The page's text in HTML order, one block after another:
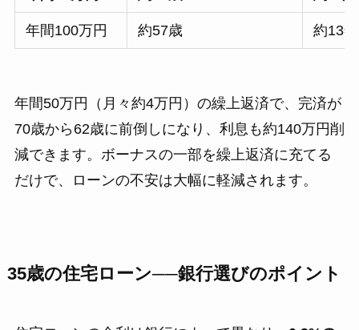
年間100万円 約57歳 約13年
年間50万円（月々約4万円）の繰上返済で、完済が
70歳から62歳に前倒しになり、利息も約140万円削
減できます。ボーナスの一部を繰上返済に充てる
だけで、ローンの不安は大幅に軽減されます。
35歳の住宅ローン──銀行選びのポイント